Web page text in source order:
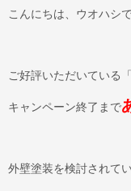
こんにちは、ウオハシ
ご好評いただいている
キャンペーン終了まで
外壁塗装を検討されてい